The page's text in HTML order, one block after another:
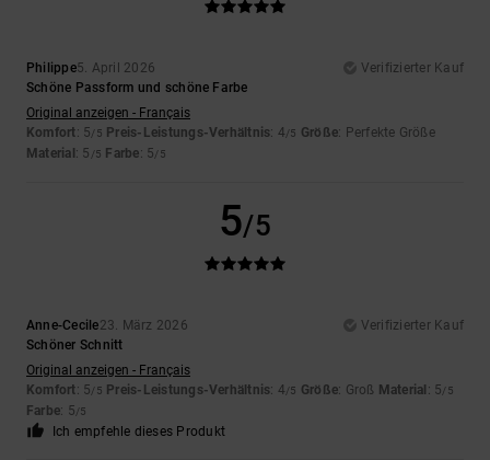
Philippe5. April 2026
Verifizierter Kauf
Schöne Passform und schöne Farbe
Original anzeigen - Français
Komfort: 5/5 Preis-Leistungs-Verhältnis: 4/5 Größe: Perfekte Größe
Material : 5 /5 Farbe: 5/5
5/5
Anne-Cecile23. März 2026
Verifizierter Kauf
Schöner Schnitt
Original anzeigen - Français
Komfort: 5/5 Preis-Leistungs-Verhältnis: 4/5 Größe: Groß Material : 5/5
Farbe: 5/5
Ich empfehle dieses Produkt